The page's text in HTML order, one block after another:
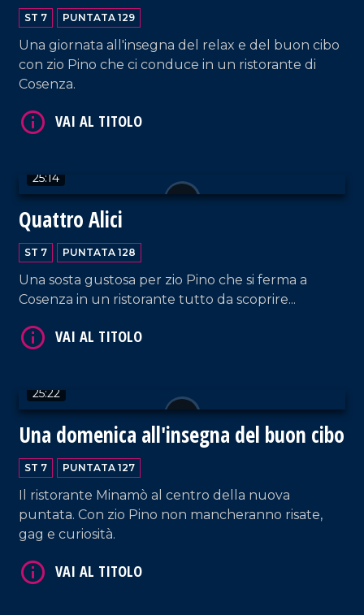
ST 7 PUNTATA 129
Una giornata all'insegna del relax e del buon cibo
con zio Pino che ci conduce in un ristorante di
Cosenza.
25:14
Quattro Alici
ST 7 PUNTATA 128
Una sosta gustosa per zio Pino che si ferma a
Cosenza in un ristorante tutto da scoprire...
25:22
Una domenica all'insegna del buon cibo
ST 7 PUNTATA 127
Il ristorante Minamò al centro della nuova
puntata. Con zio Pino non mancheranno risate,
gag e curiosità.
VAI AL TITOLO
VAI AL TITOLO